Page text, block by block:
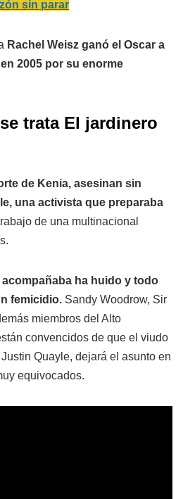
sin parar
Rachel Weisz ganó el Oscar a
2005 por su enorme
trata El jardinero
de Kenia, asesinan sin
una activista que preparaba
de una multinacional
ha huido y todo
femicidio. Sandy Woodrow, Sir
miembros del Alto
convencidos de que el viudo
Quayle, dejará el asunto en
equivocados.